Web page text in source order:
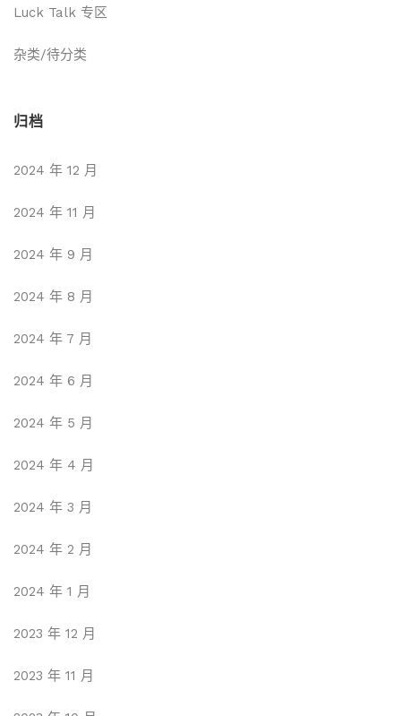
Luck Talk 专区
杂类/待分类
归档
2024 年 12 月
2024 年 11 月
2024 年 9 月
2024 年 8 月
2024 年 7 月
2024 年 6 月
2024 年 5 月
2024 年 4 月
2024 年 3 月
2024 年 2 月
2024 年 1 月
2023 年 12 月
2023 年 11 月